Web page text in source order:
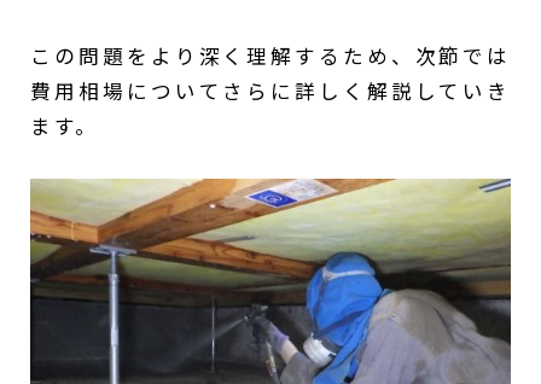
この問題をより深く理解するため、次節では
費用相場についてさらに詳しく解説していき
ます。